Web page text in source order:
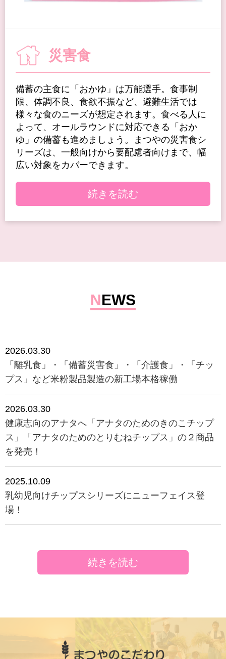
災害食
備蓄の主食に「おかゆ」は万能選手。食事制
限、体調不良、食欲不振など、避難生活では
様々な食のニーズが想定されます。食べる人に
よって、オールラウンドに対応できる「おか
ゆ」の備蓄も進めましょう。まつやの災害食シ
リーズは、一般向けから要配慮者向けまで、幅
広い対象をカバーできます。
続きを読む
NEWS
2026.03.30
「離乳食」・「備蓄災害食」・「介護食」・「チッ
プス」など米粉製品製造の新工場本格稼働
2026.03.30
健康志向のアナタへ「アナタのためのきのこチップ
ス」「アナタのためのとりむねチップス」の２商品
を発売！
2025.10.09
乳幼児向けチップスシリーズにニューフェイス登
場！
続きを読む